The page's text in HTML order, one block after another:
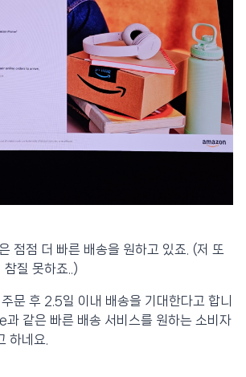
점점 더 빠른 배송을 원하고 있죠. (저 또
참질 못하죠..)
문 후 2.5일 이내 배송을 기대한다고 합니
같은 빠른 배송 서비스를 원하는 소비자
하네요.